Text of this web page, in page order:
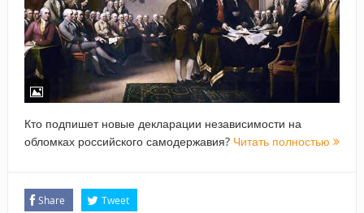
Кто подпишет новые декларации независимости на
обломках российского самодержавия? Читать полностью
Share Tweet